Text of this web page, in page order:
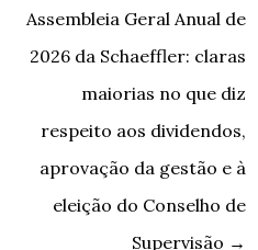
Assembleia Geral Anual de
2026 da Schaeffler: claras
maiorias no que diz
respeito aos dividendos,
aprovação da gestão e à
eleição do Conselho de
Supervisão →